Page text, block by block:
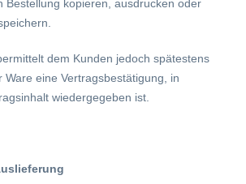
Bestellung kopieren, ausdrucken oder
dem Kunden jedoch spätestens
Ware eine Vertragsbestätigung, in
wiedergegeben ist.